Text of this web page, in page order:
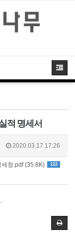
적 명세서
2020.03.17 17:26
122
청.pdf (35.8K)